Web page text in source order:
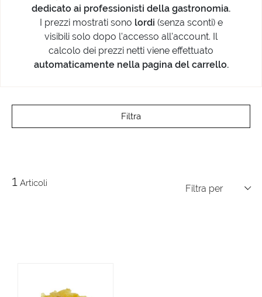
dedicato ai professionisti della gastronomia.
I prezzi mostrati sono lordi (senza sconti) e
visibili solo dopo l'accesso all'account. Il
calcolo dei prezzi netti viene effettuato
automaticamente nella pagina del carrello.
Filtra
1 Articoli Filtra per